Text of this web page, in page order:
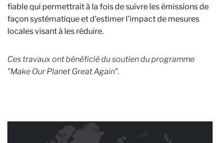
fiable qui permettrait à la fois de suivre les émissions de
façon systématique et d’estimer l’impact de mesures
locales visant à les réduire.
Ces travaux ont bénéficié du soutien du programme
"Make Our Planet Great Again".